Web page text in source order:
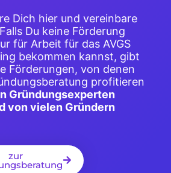
Dich hier und vereinbare
Du keine Förderung
für Arbeit für das AVGS
bekommen kannst, gibt
Förderungen, von denen
profitieren
Gründungsexperten
von vielen Gründern
zur